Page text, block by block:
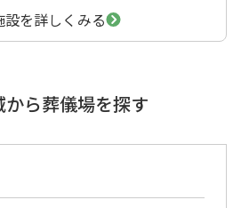
設を詳しくみる
ら葬儀場を探す